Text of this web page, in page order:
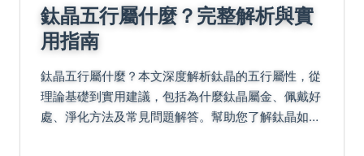
鈦晶五行屬什麼？完整解析與實
用指南
鈦晶五行屬什麼？本文深度解析鈦晶的五行屬性，從
理論基礎到實用建議，包括為什麼鈦晶屬金、佩戴好
處、淨化方法及常見問題解答。幫助您了解鈦晶如何